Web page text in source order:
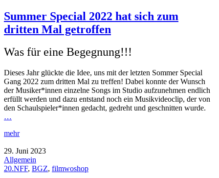
Summer Special 2022 hat sich zum
dritten Mal getroffen
Was für eine Begegnung!!!
Dieses Jahr glückte die Idee, uns mit der letzten Sommer Special
Gang 2022 zum dritten Mal zu treffen! Dabei konnte der Wunsch
der Musiker*innen einzelne Songs im Studio aufzunehmen endlich
erfüllt werden und dazu entstand noch ein Musikvideoclip, der von
den Schaulspieler*innen gedacht, gedreht und geschnitten wurde.
…
mehr
29. Juni 2023
Allgemein
20.NFF, BGZ, filmwoshop